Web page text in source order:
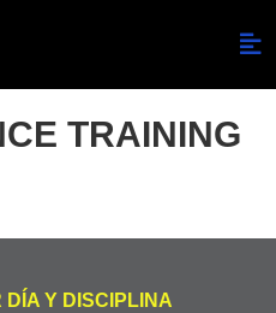
TRAINING
Y DISCIPLINA